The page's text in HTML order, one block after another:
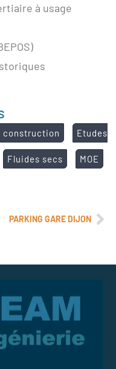
à usage
construction Etudes
Fluides secs MOE
PARKING GARE DIJON